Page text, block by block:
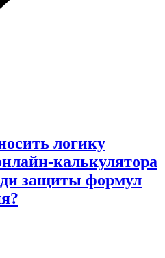
логику
калькулятора
защиты формул